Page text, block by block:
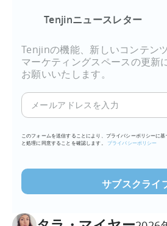
Tenjinニュースレター
Tenjinの機能、新しいコンテン
マーケティングスペースの更新
お願いいたします。
メ
ー
ア
レ
を
入
このフォームを送信することにより、プライバシーポリシーに
と処理に同意することを確認します。
プライバシーポリシー